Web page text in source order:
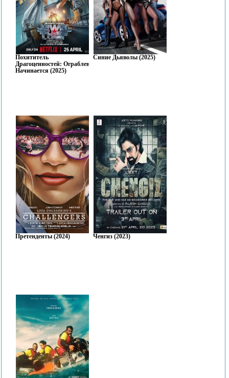
Похититель
Драгоценностей: Ограбление
Начинается (2025)
Синие Дьяволы (2025)
Претенденты (2024) Ченгиз (2023)